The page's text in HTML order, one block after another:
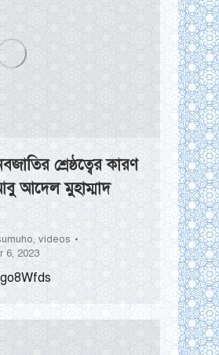
শ্রেষ্ঠত্বের কারণ
আদেল মুহাম্মাদ
, videos
6, 2023